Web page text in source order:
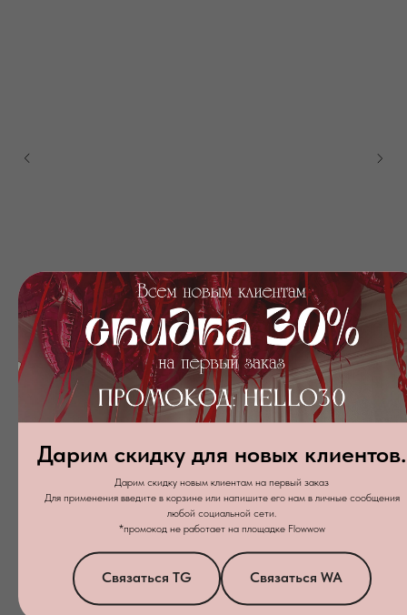
Дарим скидку для новых клиентов.
Дарим скидку новым клиентам на первый заказ
Для применения введите в корзине или напишите его нам в личные сообщения
любой социальной сети.
*промокод не работает на площадке Flowwow
Связаться TG Связаться WA
Набор шаров № 346
8 870 ₽12 990 ₽
Подробнее
В корзину